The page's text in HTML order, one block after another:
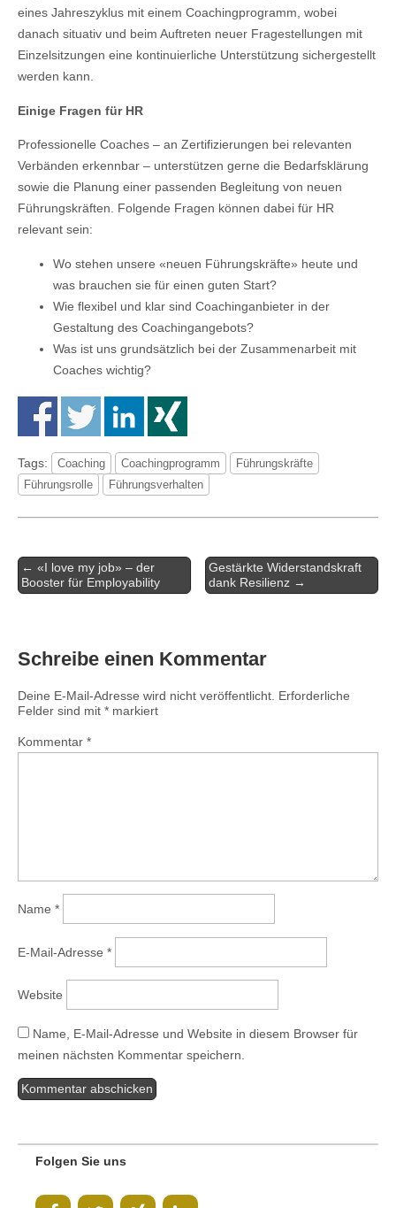
eines Jahreszyklus mit einem Coachingprogramm, wobei
danach situativ und beim Auftreten neuer Fragestellungen mit
Einzelsitzungen eine kontinuierliche Unterstützung sichergestellt
werden kann.
Einige Fragen für HR
Professionelle Coaches – an Zertifizierungen bei relevanten
Verbänden erkennbar – unterstützen gerne die Bedarfsklärung
sowie die Planung einer passenden Begleitung von neuen
Führungskräften. Folgende Fragen können dabei für HR
relevant sein:
Wo stehen unsere «neuen Führungskräfte» heute und
was brauchen sie für einen guten Start?
Wie flexibel und klar sind Coachinganbieter in der
Gestaltung des Coachingangebots?
Was ist uns grundsätzlich bei der Zusammenarbeit mit
Coaches wichtig?
Tags: Coaching Coachingprogramm
Führungskräfte
Führungsrolle
Führungsverhalten
Artikel-
Navigation
← «I love my job» – der
Booster für Employability
Gestärkte Widerstandskraft
dank Resilienz →
Schreibe einen Kommentar
Deine E-Mail-Adresse wird nicht veröffentlicht. Erforderliche
Felder sind mit * markiert
Kommentar *
Name *
E-Mail-Adresse *
Website
Name, E-Mail-Adresse und Website in diesem Browser für
meinen nächsten Kommentar speichern.
Folgen Sie uns